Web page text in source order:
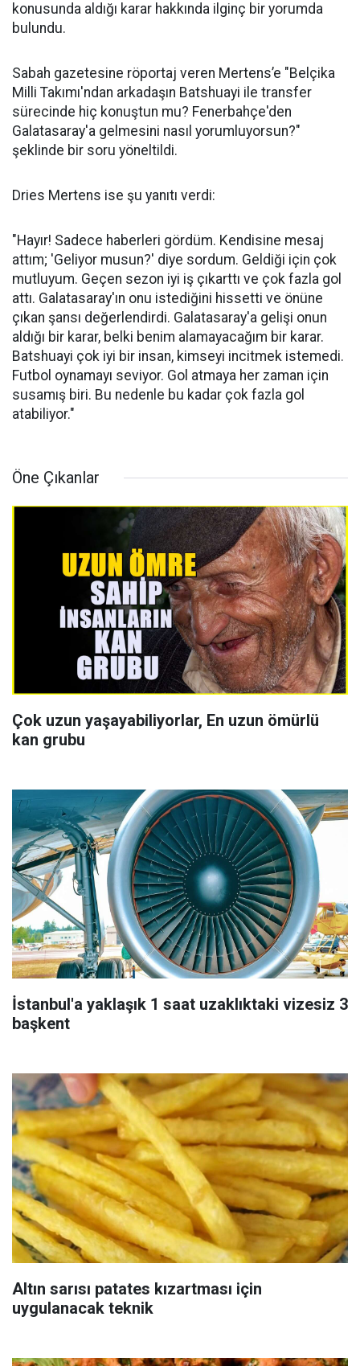
konusunda aldığı karar hakkında ilginç bir yorumda
bulundu.
Sabah gazetesine röportaj veren Mertens’e "Belçika
Milli Takımı'ndan arkadaşın Batshuayi ile transfer
sürecinde hiç konuştun mu? Fenerbahçe'den
Galatasaray'a gelmesini nasıl yorumluyorsun?"
şeklinde bir soru yöneltildi.
Dries Mertens ise şu yanıtı verdi:
"Hayır! Sadece haberleri gördüm. Kendisine mesaj
attım; 'Geliyor musun?' diye sordum. Geldiği için çok
mutluyum. Geçen sezon iyi iş çıkarttı ve çok fazla gol
attı. Galatasaray'ın onu istediğini hissetti ve önüne
çıkan şansı değerlendirdi. Galatasaray'a gelişi onun
aldığı bir karar, belki benim alamayacağım bir karar.
Batshuayi çok iyi bir insan, kimseyi incitmek istemedi.
Futbol oynamayı seviyor. Gol atmaya her zaman için
susamış biri. Bu nedenle bu kadar çok fazla gol
atabiliyor."
Öne Çıkanlar
Çok uzun yaşayabiliyorlar, En uzun ömürlü
kan grubu
İstanbul'a yaklaşık 1 saat uzaklıktaki vizesiz 3
başkent
Altın sarısı patates kızartması için
uygulanacak teknik